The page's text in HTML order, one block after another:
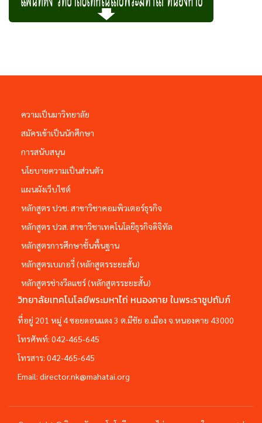
ความเป็นมาวิทยาลัย
สมัครเข้าเป็นนักศึกษา
การสนับสนุน
นโยบายความเป็นส่วนตัว
แผนผังเว็บไซต์
หลักสูตร ปวช. สาขาวิชาคอมพิวเตอร์ธุรกิจ
หลักสูตร ปวส. สาขาวิชาเทคโนโลยีธุรกิจดิจิทัล
หลักสูตรการศึกษาชั้นพื้นฐาน
หลักสูตรเบเกอรี่ (หลักสูตรระยะสั้น)
หลักสูตรช่างวีลแชร์ (หลักสูตรระยะสั้น)
วิทยาลัยเทคโนโลยีพระมหาไถ่ หนองคาย ในพระราชูปถัมภ์
ที่อยู่ 201 หมู่ 4 ซอยดอนแดง 3 ต.มีชัย อ.เมือง จ.หนองคาย 43000
โทรศัพท์: 042-465-645
โทรสาร: 042-465-645
Email: director.nk@mahatai.org